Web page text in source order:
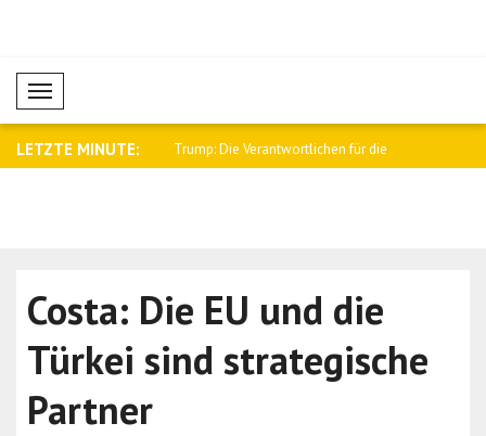
Mobil Menü
LETZTE MINUTE:
für die Wong: Australien und Fidschi stärken ihr..
Costa: Die EU und die
Türkei sind strategische
Partner